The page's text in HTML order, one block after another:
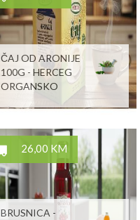
ČAJ OD ARONIJE
100G - HERCEG
ORGANSKO
26,00 KM
BRUSNICA -